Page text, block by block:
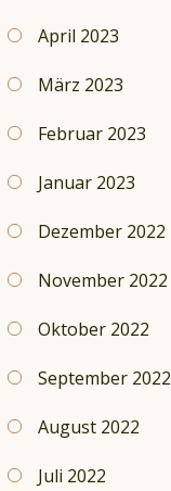
April 2023
März 2023
Februar 2023
Januar 2023
Dezember 2022
November 2022
Oktober 2022
September 2022
August 2022
Juli 2022